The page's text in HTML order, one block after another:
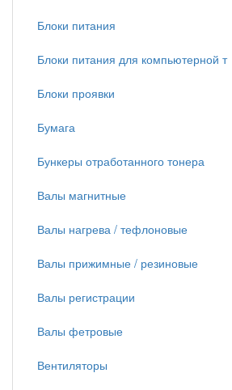
Блоки питания
Блоки питания для компьютерной т
Блоки проявки
Бумага
Бункеры отработанного тонера
Валы магнитные
Валы нагрева / тефлоновые
Валы прижимные / резиновые
Валы регистрации
Валы фетровые
Вентиляторы